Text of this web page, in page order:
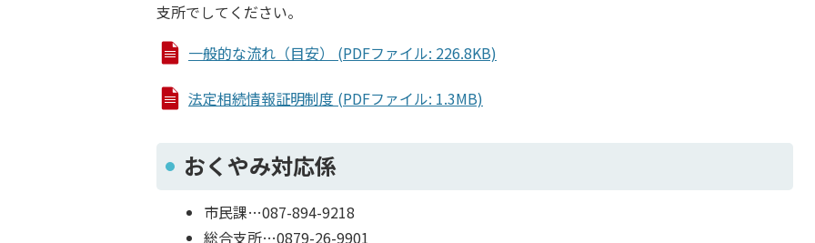
支所でしてください。
一般的な流れ（目安） (PDFファイル: 226.8KB)
法定相続情報証明制度 (PDFファイル: 1.3MB)
おくやみ対応係
市民課…087-894-9218
総合支所…0879-26-9901